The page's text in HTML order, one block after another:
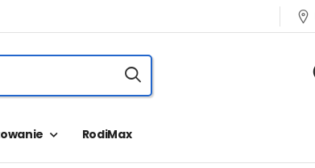
RodiMax